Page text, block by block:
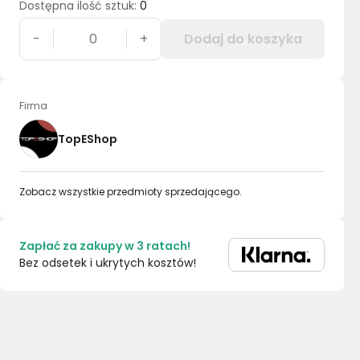
Dostępna ilość sztuk: 0
- + Dodaj do koszyka
Firma
TopEShop
Zobacz wszystkie przedmioty sprzedającego.
Zapłać za zakupy w 3 ratach!
Bez odsetek i ukrytych kosztów!